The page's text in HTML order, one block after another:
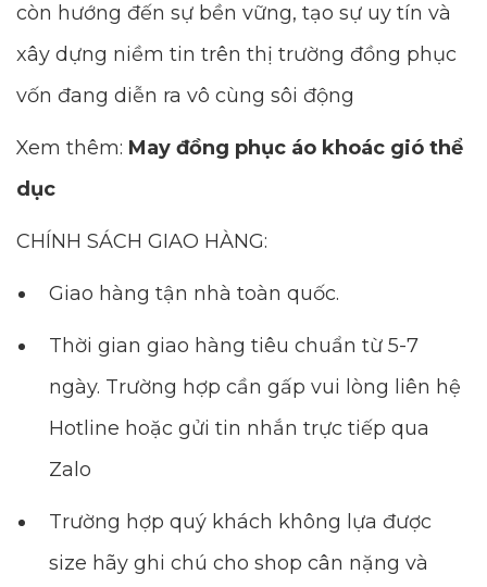
còn hướng đến sự bền vững, tạo sự uy tín và
xây dựng niềm tin trên thị trường đồng phục
vốn đang diễn ra vô cùng sôi động
Xem thêm: May đồng phục áo khoác gió thể
dục
CHÍNH SÁCH GIAO HÀNG:
Giao hàng tận nhà toàn quốc.
Thời gian giao hàng tiêu chuẩn từ 5-7
ngày. Trường hợp cần gấp vui lòng liên hệ
Hotline hoặc gửi tin nhắn trực tiếp qua
Zalo
Trường hợp quý khách không lựa được
size hãy ghi chú cho shop cân nặng và